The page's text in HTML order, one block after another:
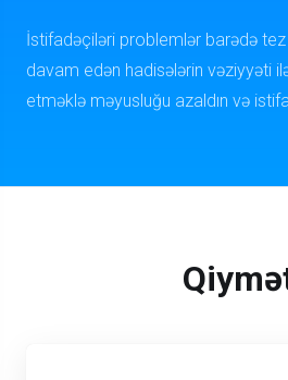
İstifadəçiləri problemlər barədə
davam edən hadisələrin vəziyyəti
etməklə məyusluğu azaldın və